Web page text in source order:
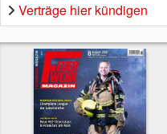
Verträge hier kündigen